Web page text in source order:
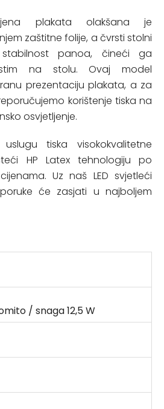
plakata olakšana je
zaštitne folije, a čvrsti stolni
panoa, čineći ga
na stolu. Ovaj model
prezentaciju plakata, a za
korištenje tiska na
osvjetljenje.
tiska visokokvalitetne
HP Latex tehnologiju po
Uz naš LED svjetleći
će zasjati u najboljem
/ snaga 12,5 W